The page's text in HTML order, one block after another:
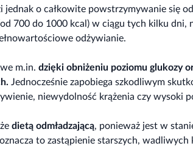
jednak o całkowite powstrzymywanie się
700 do 1000 kcal) w ciągu tych kilku dni,
odżywianie.
m.in. dzięki obniżeniu poziomu glukozy
Jednocześnie zapobiega szkodliwym
niewydolność krążenia czy wysoki
dietą odmładzającą, ponieważ jest w
to zastąpienie starszych,